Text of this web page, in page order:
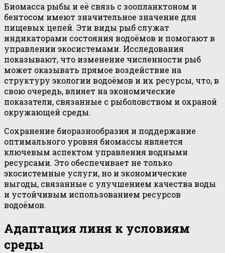
Биомасса рыбы и её связь с зоопланктоном и
бентосом имеют значительное значение для
пищевых цепей. Эти виды рыб служат
индикаторами состояния водоёмов и помогают в
управлении экосистемами. Исследования
показывают, что изменение численности рыб
может оказывать прямое воздействие на
структуру экологии водоёмов и их ресурсы, что, в
свою очередь, влияет на экономические
показатели, связанные с рыболовством и охраной
окружающей среды.
Сохранение биоразнообразия и поддержание
оптимального уровня биомассы является
ключевым аспектом управления водными
ресурсами. Это обеспечивает не только
экосистемные услуги, но и экономические
выгоды, связанные с улучшением качества воды
и устойчивым использованием ресурсов
водоёмов.
Адаптация линя к условиям
среды